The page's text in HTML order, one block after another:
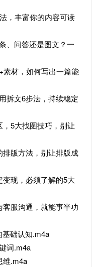
，丰富你的内容可读
、问答还是图文？一
素材，如何写出一篇能
拆文6步法，持续稳定
5大找图技巧，别让
版方法，别让排版成
现，必须了解的5大
服沟通，就能事半功
础认知.m4a
词.m4a
维.m4a